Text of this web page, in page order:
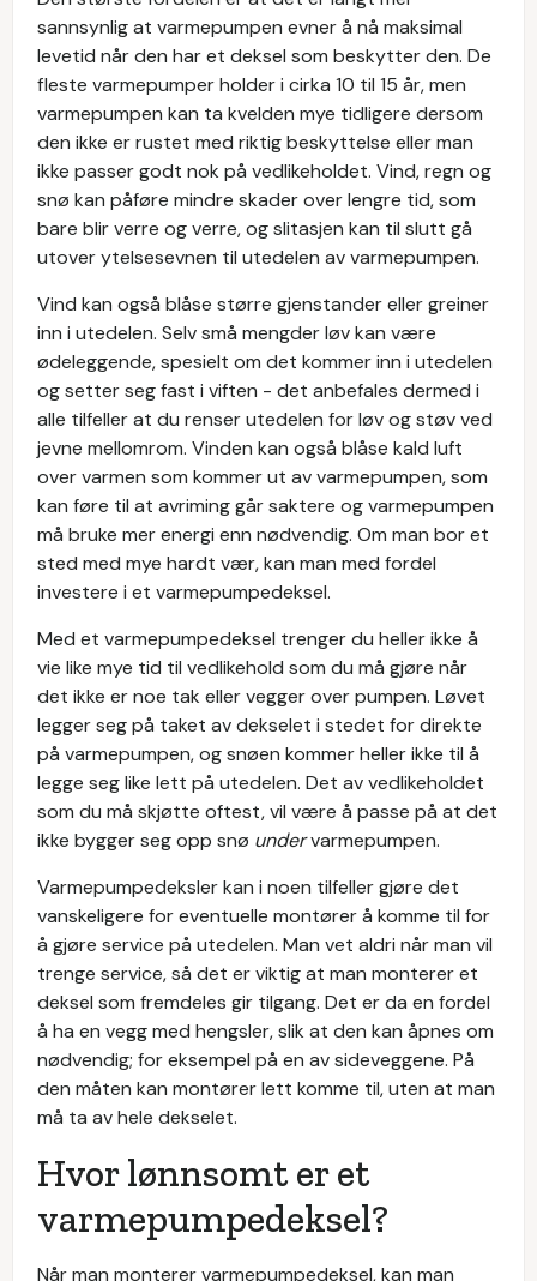
sannsynlig at varmepumpen evner å nå maksimal
levetid når den har et deksel som beskytter den. De
fleste varmepumper holder i cirka 10 til 15 år, men
varmepumpen kan ta kvelden mye tidligere dersom
den ikke er rustet med riktig beskyttelse eller man
ikke passer godt nok på vedlikeholdet. Vind, regn og
snø kan påføre mindre skader over lengre tid, som
bare blir verre og verre, og slitasjen kan til slutt gå
utover ytelsesevnen til utedelen av varmepumpen.
Vind kan også blåse større gjenstander eller greiner
inn i utedelen. Selv små mengder løv kan være
ødeleggende, spesielt om det kommer inn i utedelen
og setter seg fast i viften - det anbefales dermed i
alle tilfeller at du renser utedelen for løv og støv ved
jevne mellomrom. Vinden kan også blåse kald luft
over varmen som kommer ut av varmepumpen, som
kan føre til at avriming går saktere og varmepumpen
må bruke mer energi enn nødvendig. Om man bor et
sted med mye hardt vær, kan man med fordel
investere i et varmepumpedeksel.
Med et varmepumpedeksel trenger du heller ikke å
vie like mye tid til vedlikehold som du må gjøre når
det ikke er noe tak eller vegger over pumpen. Løvet
legger seg på taket av dekselet i stedet for direkte
på varmepumpen, og snøen kommer heller ikke til å
legge seg like lett på utedelen. Det av vedlikeholdet
som du må skjøtte oftest, vil være å passe på at det
ikke bygger seg opp snø undervarmepumpen.
Varmepumpedeksler kan i noen tilfeller gjøre det
vanskeligere for eventuelle montører å komme til for
å gjøre service på utedelen. Man vet aldri når man vil
trenge service, så det er viktig at man monterer et
deksel som fremdeles gir tilgang. Det er da en fordel
å ha en vegg med hengsler, slik at den kan åpnes om
nødvendig; for eksempel på en av sideveggene. På
den måten kan montører lett komme til, uten at man
må ta av hele dekselet.
Hvor lønnsomt er et
varmepumpedeksel?
Når man monterer varmepumpedeksel, kan man